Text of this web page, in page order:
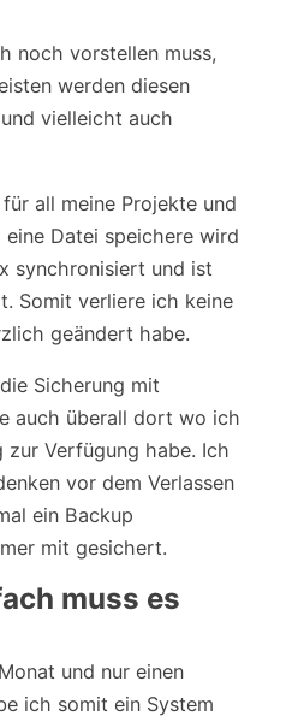
noch vorstellen muss,
werden diesen
vielleicht auch
all meine Projekte und
Datei speichere wird
synchronisiert und ist
Somit verliere ich keine
geändert habe.
Sicherung mit
auch überall dort wo ich
zur Verfügung habe. Ich
vor dem Verlassen
ein Backup
mit gesichert.
muss es
und nur einen
ich somit ein System